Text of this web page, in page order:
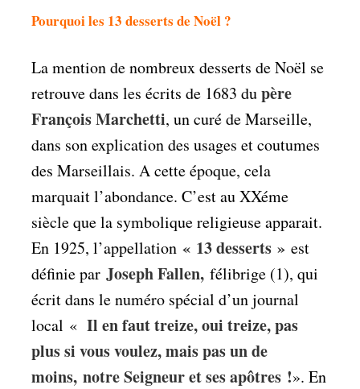
Pourquoi les 13 desserts de Noël ?
La mention de nombreux desserts de Noël se
retrouve dans les écrits de 1683 dupère
François Marchetti, un curé de Marseille,
dans son explication des usages et coutumes
des Marseillais. A cette époque, cela
marquait l’abondance. C’est au XXéme
siècle que la symbolique religieuse apparait.
En 1925, l’appellation « 13 desserts » est
définie par Joseph Fallen, félibrige (1), qui
écrit dans le numéro spécial d’un journal
local « Il en faut treize, oui treize, pas
plus si vous voulez, mais pas un de
moins, notre Seigneur et ses apôtres !». En